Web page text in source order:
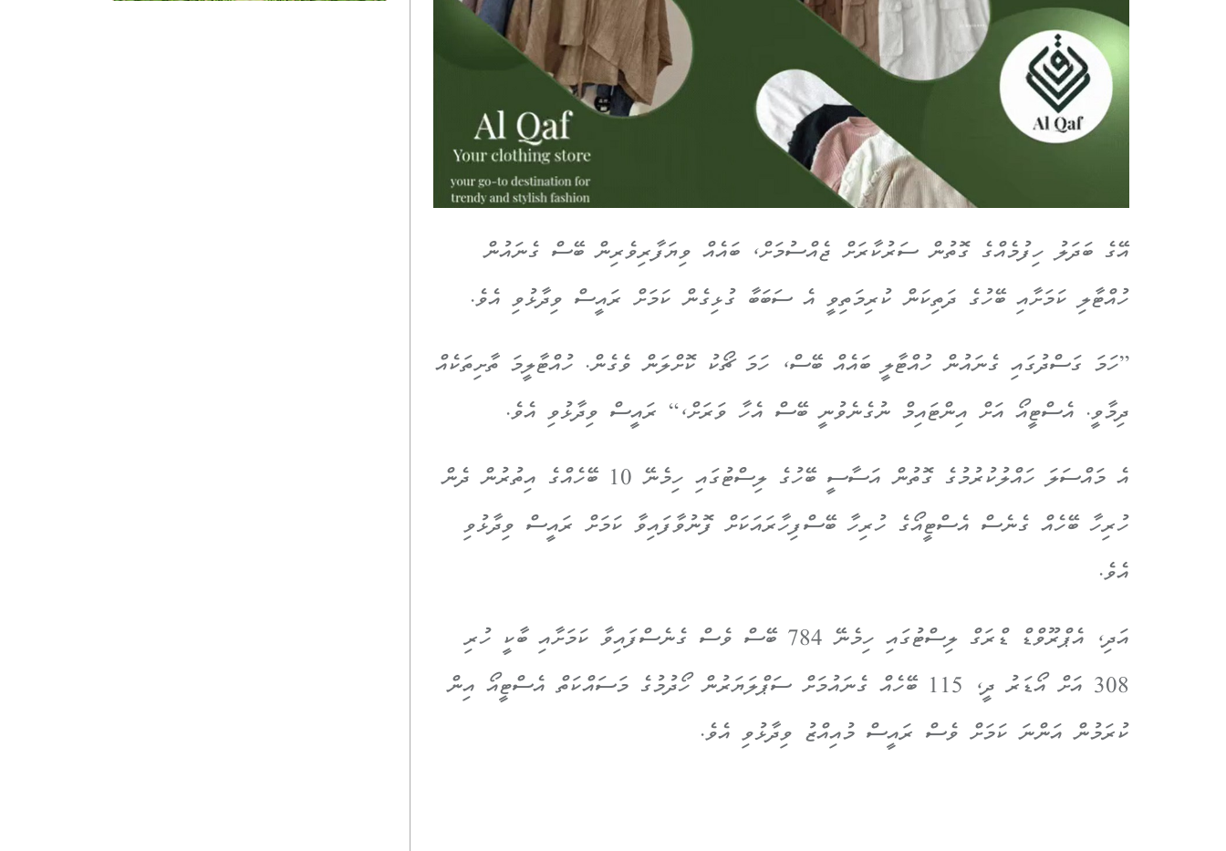
އޭގެ ބަދަލު ހިފުމެއްގެ ގޮތުން ސަރުކާރަށް ޖެއްސުމަށް، ބައެއް ވިޔަފާރިވެރިން ބޭސް ގެނައުން
ހުއްޓާލި ކަމަށާއި ބޭހުގެ ދަތިކަން ކުރިމަތިވީ އެ ސަބަބާ ގުޅިގެން ކަމަށް ރައީސް ވިދާޅުވި އެވެ.
”ހަމަ ގަސްދުގައި ގެނައުން ހުއްޓާލީ ބައެއް ބޭސް، ހަމަ ޗޯކު ކޮށްލަން ވެގެން. ހުއްޓާލީމަ ތާށިތަކެއް
ދިމާވީ. އެސްޓީއޯ އަށް އިންޓައިމް ނުގެނެވުނީ ބޭސް އެހާ ވަރަށް،“ ރައީސް ވިދާޅުވި އެވެ.
އެ މައްސަލަ ހައްލުކުރުމުގެ ގޮތުން އަސާސީ ބޭހުގެ ލިސްޓުގައި ހިމެނޭ 10 ބޭހެއްގެ އިތުރުން ދެން
ހުރިހާ ބޭހެއް ގެނެސް އެސްޓީއޯގެ ހުރިހާ ބޭސްފިހާރައަކަށް ފޮނުވާފައިވާ ކަމަށް ރައީސް ވިދާޅުވި
އެވެ.
އަދި، އެޕްރޫވްޑް ޑްރަގް ލިސްޓުގައި ހިމެނޭ 784 ބޭސް ވެސް ގެނެސްފައިވާ ކަމަށާއި ބާކީ ހުރި
308 އަށް އޯޑަރު ދީ، 115 ބޭހެއް ގެނައުމަށް ސަޕްލަޔަރުން ހޯދުމުގެ މަސައްކަތް އެސްޓީއޯ އިން
ކުރަމުން އަންނަ ކަމަށް ވެސް ރައީސް މުއިއްޒު ވިދާޅުވި އެވެ.